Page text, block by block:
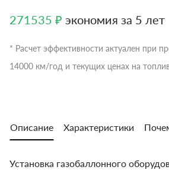
271535 ₽ экономия за 5 лет
* Расчет эффективности актуален при
14000 км/год и текущих ценах на
Описание Характеристики
Установка газобаллонного